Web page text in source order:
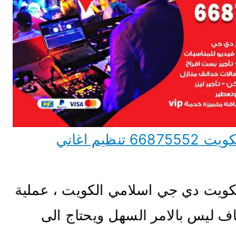
دي جي اسلامي الكويت 66875552 تنظيم اغاني
دي جي اسلامي الكويت ، عملية
ليس بالامر السهل ويحتاج الى